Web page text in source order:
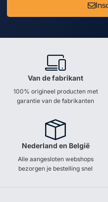
Van de fabrikant
100% origineel producten met
garantie van de fabrikanten
Nederland en België
Alle aangesloten webshops
bezorgen je bestelling snel